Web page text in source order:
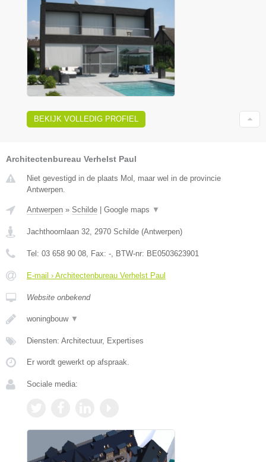
BEKIJK VOLLEDIG PROFIEL
Architectenbureau Verhelst Paul
Niet gevestigd in de plaats Mol, maar wel in de provincie
Antwerpen.
Antwerpen » Schilde Google maps ▼
Jachthoornlaan 32 2970 Schilde (Antwerpen)
Tel: 03 658 90 08 , Fax: - , BTW-nr: BE0503623901
E-mail › Architectenbureau Verhelst Paul
Website onbekend
woningbouw ▼
Diensten: Architectuur, Expertises
Er wordt gewerkt op afspraak.
Sociale media: